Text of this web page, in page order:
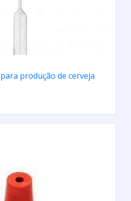
produção de cerveja